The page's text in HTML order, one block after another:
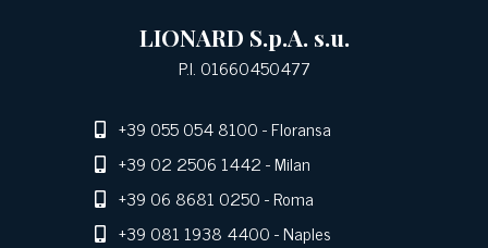
LIONARD S.p.A. s.u.
P.I. 01660450477
+39 055 054 8100- Floransa
+39 02 2506 1442- Milan
+39 06 8681 0250- Roma
+39 081 1938 4400- Naples